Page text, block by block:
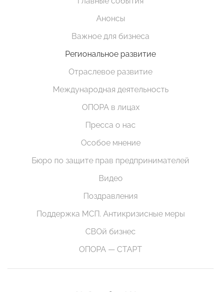
Анонсы
Важное для бизнеса
Региональное развитие
Отраслевое развитие
Международная деятельность
ОПОРА в лицах
Пресса о нас
Особое мнение
Бюро по защите прав предпринимателей
Видео
Поздравления
Поддержка МСП. Антикризисные меры
СВОй бизнес
ОПОРА — СТАРТ